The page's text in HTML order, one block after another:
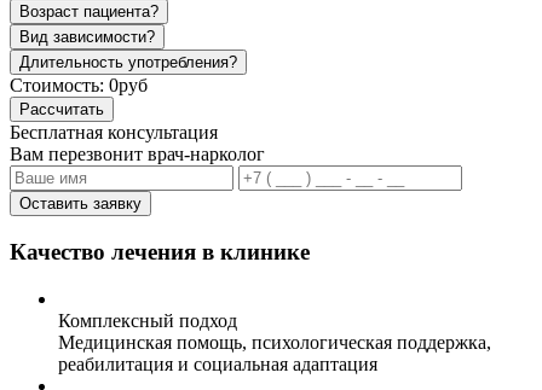
Возраст пациента?
Вид зависимости?
Длительность употребления?
Стоимость: 0руб
Рассчитать
Бесплатная консультация
Вам перезвонит врач-нарколог
Оставить заявку
Качество лечения в клинике
Комплексный подход
Медицинская помощь, психологическая поддержка,
реабилитация и социальная адаптация